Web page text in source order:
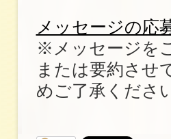
メッセージの応
※メッセージを
または要約させ
めご了承くださ